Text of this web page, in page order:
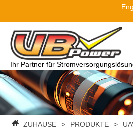
Ihr Partner für
ZUHAUSE > PRODUKTE >